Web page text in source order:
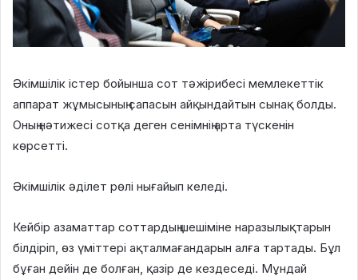
Әкімшілік істер бойынша сот тәжірибесі мемлекеттік
аппарат жұмысының сапасын айқындайтын сынақ болды.
Оның нәтижесі сотқа деген сенімнің арта түскенін
көрсетті.
Әкімшілік әділет рөлі нығайып келеді.
Кейбір азаматтар соттардың шешіміне наразылықтарын
білдіріп, өз үміттері ақталмағандарын алға тартады. Бұл
бұған дейін де болған, қазір де кездеседі. Мұндай